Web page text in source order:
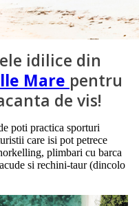
idilice din
Mare pentru
de vis!
poti practica sporturi
care isi pot petrece
plimbari cu barca
si rechini-taur (dincolo